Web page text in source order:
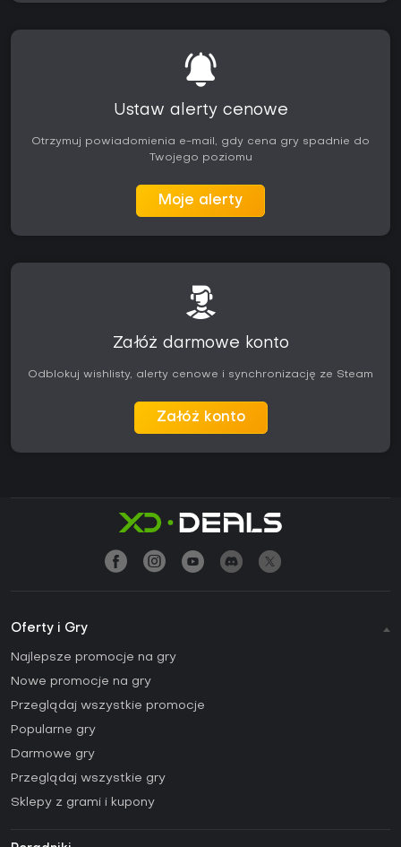
Ustaw alerty cenowe
Otrzymuj powiadomienia e-mail, gdy cena gry spadnie do
Twojego poziomu
Moje alerty
Załóż darmowe konto
Odblokuj wishlisty, alerty cenowe i synchronizację ze Steam
Załóż konto
Oferty i Gry
Najlepsze promocje na gry
Nowe promocje na gry
Przeglądaj wszystkie promocje
Popularne gry
Darmowe gry
Przeglądaj wszystkie gry
Sklepy z grami i kupony